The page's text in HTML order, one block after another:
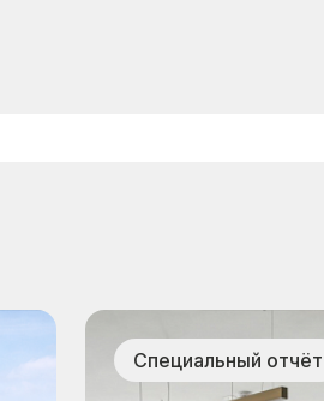
Специальный отчёт